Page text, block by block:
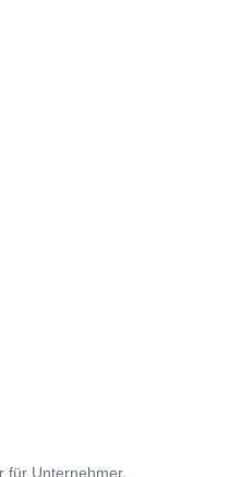
für Unternehmer,